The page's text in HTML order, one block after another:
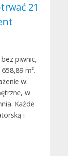
21
piwnic,
m².
w:
w
Każde
i